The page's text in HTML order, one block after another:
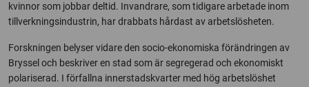
kvinnor som jobbar deltid. Invandrare, som tidigare arbetade inom
tillverkningsindustrin, har drabbats hårdast av arbetslösheten.
Forskningen belyser vidare den socio-ekonomiska förändringen av
Bryssel och beskriver en stad som är segregerad och ekonomiskt
polariserad. I förfallna innerstadskvarter med hög arbetslöshet